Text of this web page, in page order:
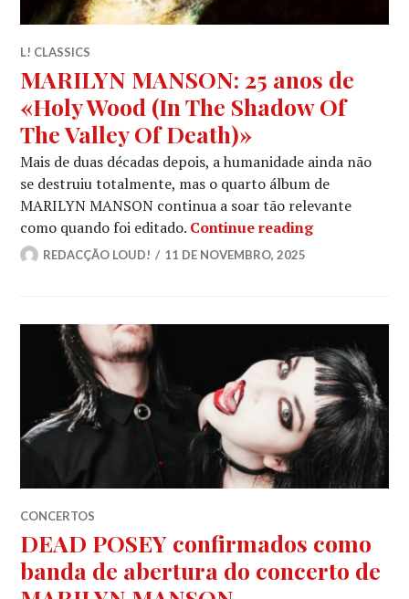
L! CLASSICS
MARILYN MANSON: 25 anos de
«Holy Wood (In The Shadow Of
The Valley Of Death)»
Mais de duas décadas depois, a humanidade ainda não
se destruiu totalmente, mas o quarto álbum de
MARILYN MANSON continua a soar tão relevante
como quando foi editado. Continue readingMARILYN
REDACÇÃO LOUD! 11 DE NOVEMBRO, 2025
CONCERTOS
DEAD POSEY confirmados como
banda de abertura do concerto de